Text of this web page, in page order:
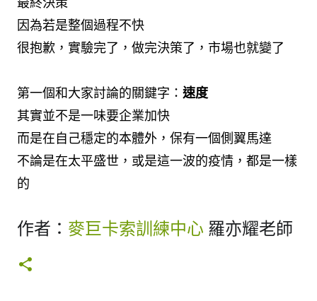
因為若是整個過程不快
很抱歉，實驗完了，做完決策了，市場也就變了
第一個和大家討論的關鍵字： 速度
其實並不是一味要企業加快
而是在自己穩定的本體外，保有一個側翼馬達
不論是在太平盛世，或是這一波的疫情，都是一樣
的
作者： 麥巨卡索訓練中心 羅亦耀老師